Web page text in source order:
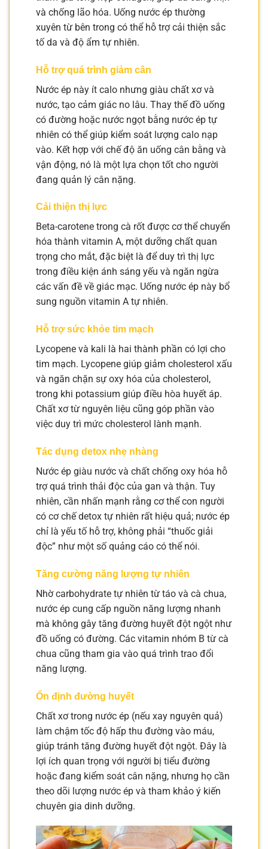
và chống lão hóa. Uống nước ép thường
xuyên từ bên trong có thể hỗ trợ cải thiện sắc
tố da và độ ẩm tự nhiên.
Hỗ trợ quá trình giảm cân
Nước ép này ít calo nhưng giàu chất xơ và
nước, tạo cảm giác no lâu. Thay thế đồ uống
có đường hoặc nước ngọt bằng nước ép tự
nhiên có thể giúp kiểm soát lượng calo nạp
vào. Kết hợp với chế độ ăn uống cân bằng và
vận động, nó là một lựa chọn tốt cho người
đang quản lý cân nặng.
Cải thiện thị lực
Beta-carotene trong cà rốt được cơ thể chuyển
hóa thành vitamin A, một dưỡng chất quan
trọng cho mắt, đặc biệt là để duy trì thị lực
trong điều kiện ánh sáng yếu và ngăn ngừa
các vấn đề về giác mạc. Uống nước ép này bổ
sung nguồn vitamin A tự nhiên.
Hỗ trợ sức khỏe tim mạch
Lycopene và kali là hai thành phần có lợi cho
tim mạch. Lycopene giúp giảm cholesterol xấu
và ngăn chặn sự oxy hóa của cholesterol,
trong khi potassium giúp điều hòa huyết áp.
Chất xơ từ nguyên liệu cũng góp phần vào
việc duy trì mức cholesterol lành mạnh.
Tác dụng detox nhẹ nhàng
Nước ép giàu nước và chất chống oxy hóa hỗ
trợ quá trình thải độc của gan và thận. Tuy
nhiên, cần nhấn mạnh rằng cơ thể con người
có cơ chế detox tự nhiên rất hiệu quả; nước ép
chỉ là yếu tố hỗ trợ, không phải “thuốc giải
độc” như một số quảng cáo có thể nói.
Tăng cường năng lượng tự nhiên
Nhờ carbohydrate tự nhiên từ táo và cà chua,
nước ép cung cấp nguồn năng lượng nhanh
mà không gây tăng đường huyết đột ngột như
đồ uống có đường. Các vitamin nhóm B từ cà
chua cũng tham gia vào quá trình trao đổi
năng lượng.
Ổn định đường huyết
Chất xơ trong nước ép (nếu xay nguyên quả)
làm chậm tốc độ hấp thu đường vào máu,
giúp tránh tăng đường huyết đột ngột. Đây là
lợi ích quan trọng với người bị tiểu đường
hoặc đang kiểm soát cân nặng, nhưng họ cần
theo dõi lượng nước ép và tham khảo ý kiến
chuyên gia dinh dưỡng.